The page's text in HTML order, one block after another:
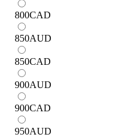
800CAD
850AUD
850CAD
900AUD
900CAD
950AUD